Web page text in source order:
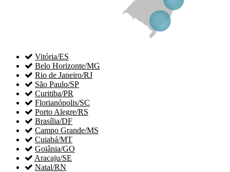
 Vitória/ES
 Belo Horizonte/MG
 Rio de Janeiro/RJ
 São Paulo/SP
 Curitiba/PR
 Florianópolis/SC
 Porto Alegre/RS
 Brasília/DF
 Campo Grande/MS
 Cuiabá/MT
 Goiânia/GO
 Aracaju/SE
 Natal/RN